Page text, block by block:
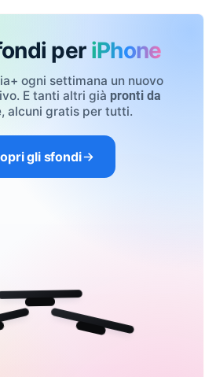
per iPhone
ogni settimana un nuovo
E tanti altri già pronti da
, alcuni gratis per tutti.
gli sfondi